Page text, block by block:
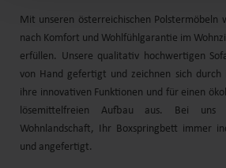
Mit unseren österreichischen Polstermöbeln
nach Komfort und Wohlfühlgarantie im
erfüllen. Unsere qualitativ hochwertigen
von Hand gefertigt und zeichnen sich durch
ihre innovativen Funktionen und für einen
lösemittelfreien Aufbau aus. Bei
Wohnlandschaft, Ihr Boxspringbett immer
und angefertigt.